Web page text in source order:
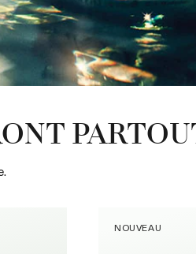
NOUVEAU